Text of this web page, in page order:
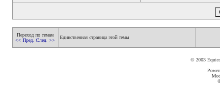
Переход по темам
<< Пред. След. >>
Единственная страница этой темы
© 2003